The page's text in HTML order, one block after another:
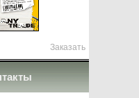
Заказать